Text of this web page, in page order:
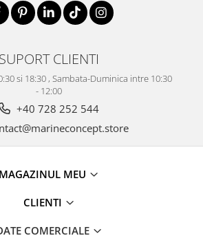
SUPORT CLIENTI
si 18:30 , Sambata-Duminica intre 10:30
- 12:00
+40 728 252 544
MAGAZINUL MEU
CLIENTI
COMERCIALE